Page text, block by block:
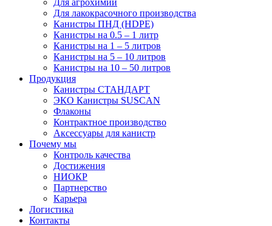
Для агрохимии
Для лакокрасочного производства
Канистры ПНД (HDPE)
Канистры на 0.5 – 1 литр
Канистры на 1 – 5 литров
Канистры на 5 – 10 литров
Канистры на 10 – 50 литров
Продукция
Канистры СТАНДАРТ
ЭКО Канистры SUSCAN
Флаконы
Контрактное производство
Аксессуары для канистр
Почему мы
Контроль качества
Достижения
НИОКР
Партнерство
Карьера
Логистика
Контакты